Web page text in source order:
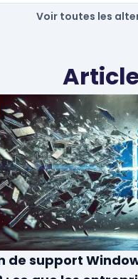
Voir toutes les
de support